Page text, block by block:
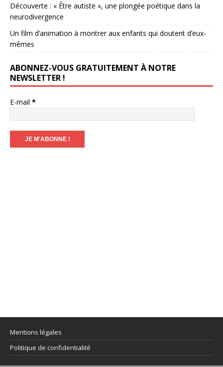
Découverte : « Être autiste », une plongée poétique dans la
neurodivergence
Un film d’animation à montrer aux enfants qui doutent d’eux-
mêmes
ABONNEZ-VOUS GRATUITEMENT À NOTRE
NEWSLETTER !
E-mail *
Mentions légales
Politique de confidentialité